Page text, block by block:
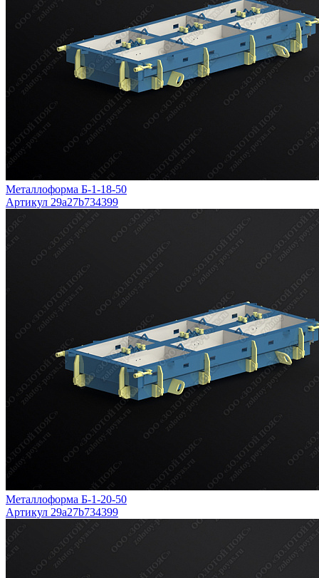
Металлоформа Б-1-18-50
Артикул 29a27b734399
Металлоформа Б-1-20-50
Артикул 29a27b734399